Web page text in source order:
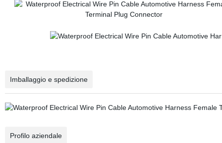
Imballaggio e spedizione
Profilo aziendale